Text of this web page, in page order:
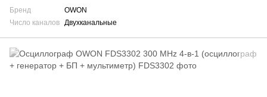
Бренд
OWON
Число каналов Двухканальные